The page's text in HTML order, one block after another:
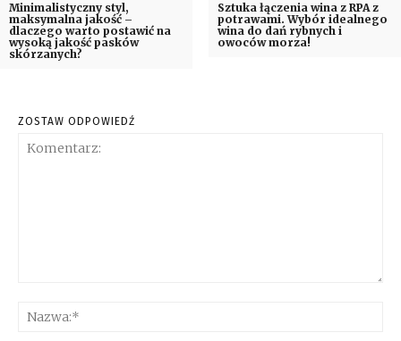
Minimalistyczny styl,
maksymalna jakość –
dlaczego warto postawić na
wysoką jakość pasków
skórzanych?
Sztuka łączenia wina z RPA z
potrawami. Wybór idealnego
wina do dań rybnych i
owoców morza!
ZOSTAW ODPOWIEDŹ